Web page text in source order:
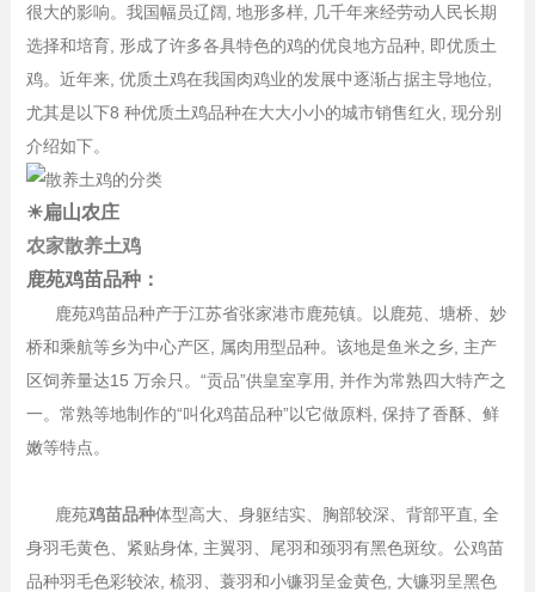
很大的影响。我国幅员辽阔, 地形多样, 几千年来经劳动人民长期
选择和培育, 形成了许多各具特色的鸡的优良地方品种, 即优质土
鸡。近年来, 优质土鸡在我国肉鸡业的发展中逐渐占据主导地位,
尤其是以下8 种优质土鸡品种在大大小小的城市销售红火, 现分别
介绍如下。
☀扁山农庄
农家散养土鸡
鹿苑鸡苗品种：
鹿苑鸡苗品种产于江苏省张家港市鹿苑镇。以鹿苑、塘桥、妙
桥和乘航等乡为中心产区, 属肉用型品种。该地是鱼米之乡, 主产
区饲养量达15 万余只。“贡品”供皇室享用, 并作为常熟四大特产之
一。常熟等地制作的“叫化鸡苗品种”以它做原料, 保持了香酥、鲜
嫩等特点。
鹿苑鸡苗品种体型高大、身躯结实、胸部较深、背部平直, 全
身羽毛黄色、紧贴身体, 主翼羽、尾羽和颈羽有黑色斑纹。公鸡苗
品种羽毛色彩较浓, 梳羽、蓑羽和小镰羽呈金黄色, 大镰羽呈黑色